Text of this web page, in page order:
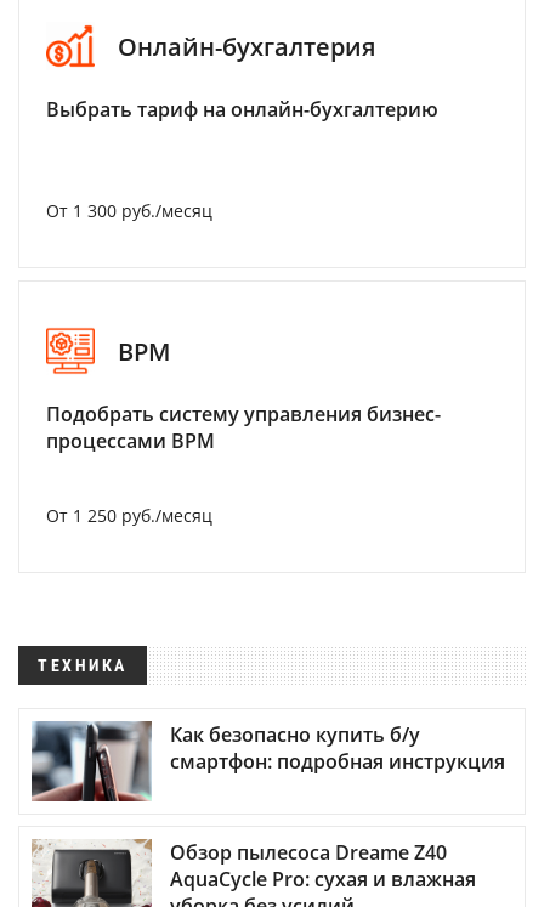
Онлайн-бухгалтерия
Выбрать тариф на онлайн-бухгалтерию
От 1 300 руб./месяц
BPM
Подобрать систему управления бизнес-
процессами BPM
От 1 250 руб./месяц
ТЕХНИКА
Как безопасно купить б/у
смартфон: подробная инструкция
Обзор пылесоса Dreame Z40
AquaCycle Pro: сухая и влажная